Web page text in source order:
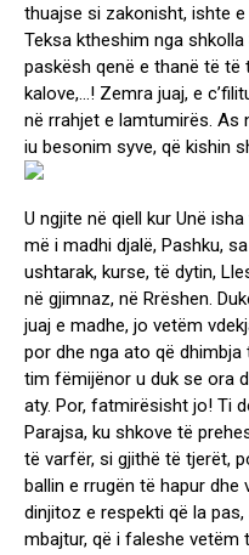
thuajse si zakonisht, ishte
Teksa ktheshim nga
paskësh qenë e thanë të të
kalove,…! Zemra juaj, e
në rrahjet e lamtumirës. As
iu besonim syve, që kishin
U ngjite në qiell kur Unë
më i madhi djalë, Pashku,
ushtarak, kurse, të dytin,
në gjimnaz, në Rrëshen.
juaj e madhe, jo vetëm
por dhe nga ato që
tim fëmijënor u duk se ora
aty. Por, fatmirësisht jo! Ti
Parajsa, ku shkove të
të varfër, si gjithë të tjerët,
ballin e rrugën të hapur
dinjitoz e respekti që la
mbajtur, që i faleshe vetëm